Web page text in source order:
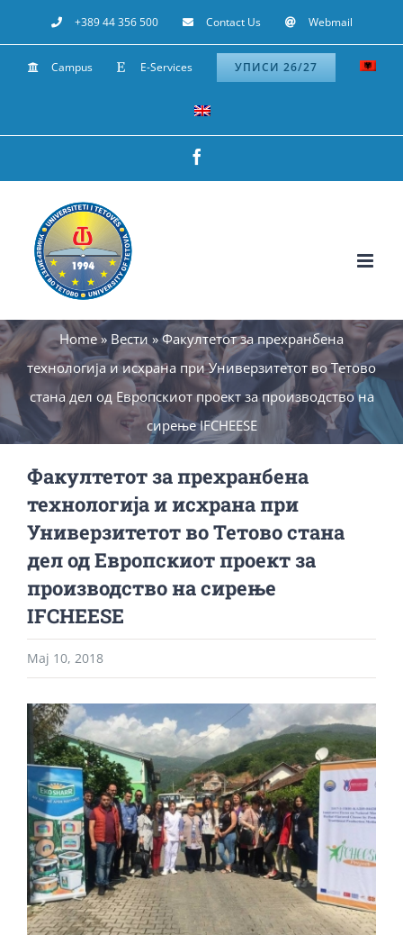
to
content
+389 44 356 500 Contact Us Webmail
Campus E-Services УПИСИ 26/27
Home» Вести »Факултетот за прехранбена
технологија и исхрана при Универзитетот во Тетово
стана дел од Европскиот проект за производство на
сирење IFCHEESE
Факултетот за прехранбена
технологија и исхрана при
Универзитетот во Тетово стана
дел од Европскиот проект за
производство на сирење
IFCHEESE
Мај 10, 2018
View
Larger
Image